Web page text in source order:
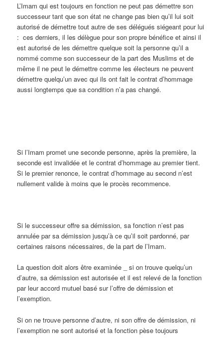
L’Imam qui est toujours en fonction ne peut pas démettre son
successeur tant que son état ne change pas bien qu’il lui soit
autorisé de démettre tout autre de ses délégués siégeant pour lui
: ces derniers, il les délègue pour son propre bénéfice et ainsi il
est autorisé de les démettre quelque soit la personne qu’il a
nommé comme son successeur de la part des Muslims et de
même il ne peut le démettre comme les électeurs ne peuvent
démettre quelqu’un avec qui ils ont fait le contrat d’hommage
aussi longtemps que sa condition n’a pas changé.
Si l’Imam promet une seconde personne, après la première, la
seconde est invalidée et le contrat d’hommage au premier tient.
Si le premier renonce, le contrat d’hommage au second n’est
nullement valide à moins que le procès recommence.
Si le successeur offre sa démission, sa fonction n’est pas
annulée par sa démission jusqu’à ce qu’il soit pardonné, par
certaines raisons nécessaires, de la part de l’Imam.
La question doit alors être examinée _ si on trouve quelqu’un
d’autre, sa démission est autorisée et il est relevé de la fonction
par leur accord mutuel basé sur l’offre de démission et
l’exemption.
Si on ne trouve personne d’autre, ni son offre de démission, ni
l’exemption ne sont autorisé et la fonction pèse toujours